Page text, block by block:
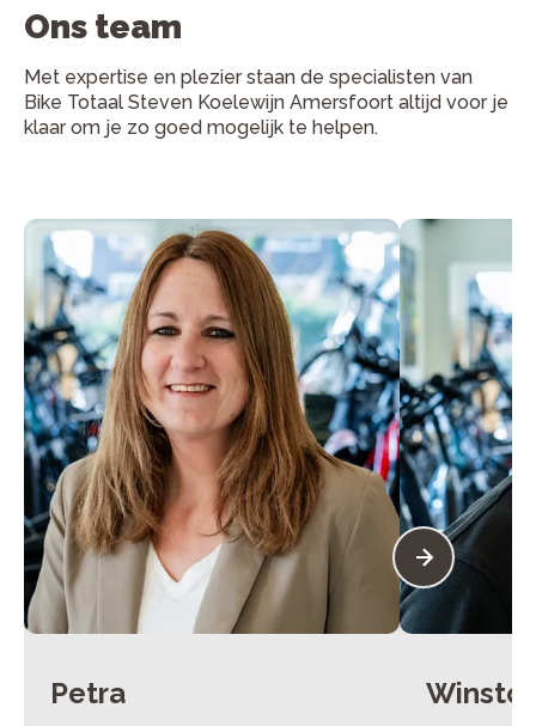
Ons team
Met expertise en plezier staan de specialisten van
Bike Totaal Steven Koelewijn Amersfoort altijd voor je
klaar om je zo goed mogelijk te helpen.
Petra